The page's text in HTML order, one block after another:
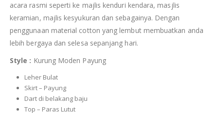
acara rasmi seperti ke majlis kenduri kendara, masjlis
keramian, majlis kesyukuran dan sebagainya. Dengan
penggunaan material cotton yang lembut membuatkan anda
lebih bergaya dan selesa sepanjang hari.
Style : Kurung Moden Payung
Leher Bulat
Skirt – Payung
Dart di belakang baju
Top – Paras Lutut